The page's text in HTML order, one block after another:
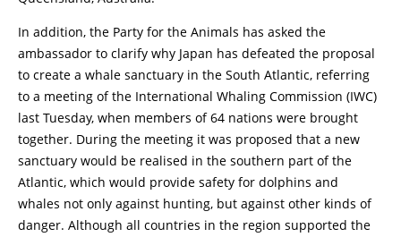
In addition, the Party for the Animals has asked the
ambassador to clarify why Japan has defeated the proposal
to create a whale sanctuary in the South Atlantic, referring
to a meeting of the International Whaling Commission (IWC)
last Tuesday, when members of 64 nations were brought
together. During the meeting it was proposed that a new
sanctuary would be realised in the southern part of the
Atlantic, which would provide safety for dolphins and
whales not only against hunting, but against other kinds of
danger. Although all countries in the region supported the